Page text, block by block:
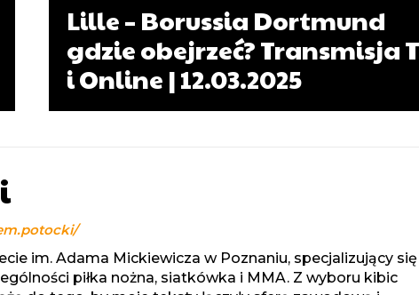
Lille – Borussia Dortmund
gdzie obejrzeć? Transmisja
i Online | 12.03.2025
im. Adama Mickiewicza w Poznaniu, specjalizujący
piłka nożna, siatkówka i MMA. Z wyboru kibic